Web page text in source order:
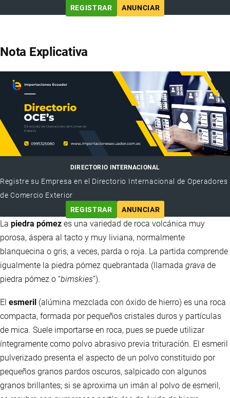
REGISTRAR
ANUNCIAR
Nota Explicativa
DIRECTORIO INTERNACIONAL
Registre su Empresa en el Directorio Internacional de Operadores
de Comercio Exterior
REGISTRAR
ANUNCIAR
La piedra pómez es una variedad de roca volcánica muy
porosa, áspera al tacto y muy liviana, normalmente
blanquecina o gris, a veces, parda o roja. La partida comprende
igualmente la piedra pómez quebrantada (llamada grava de
piedra pómez o “bimskies”).
El esmeril (alúmina mezclada con óxido de hierro) es una roca
compacta, formada por pequeños cristales duros y partículas
de mica. Suele importarse en roca, pues se puede utilizar
íntegramente como polvo abrasivo previa trituración. El esmeril
pulverizado presenta el aspecto de un polvo constituido por
pequeños granos pardos oscuros, salpicado con algunos
granos brillantes; si se aproxima un imán al polvo de esmeril,